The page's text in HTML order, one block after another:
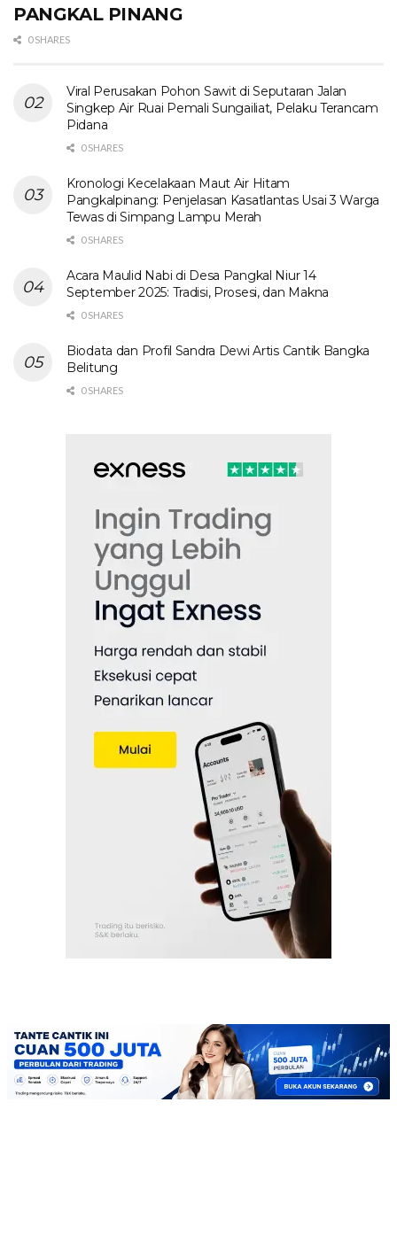
PANGKAL PINANG
0 SHARES
Viral Perusakan Pohon Sawit di Seputaran Jalan
Singkep Air Ruai Pemali Sungailiat, Pelaku Terancam
Pidana
0 SHARES
Kronologi Kecelakaan Maut Air Hitam
Pangkalpinang: Penjelasan Kasatlantas Usai 3 Warga
Tewas di Simpang Lampu Merah
0 SHARES
Acara Maulid Nabi di Desa Pangkal Niur 14
September 2025: Tradisi, Prosesi, dan Makna
0 SHARES
Biodata dan Profil Sandra Dewi Artis Cantik Bangka
Belitung
0 SHARES